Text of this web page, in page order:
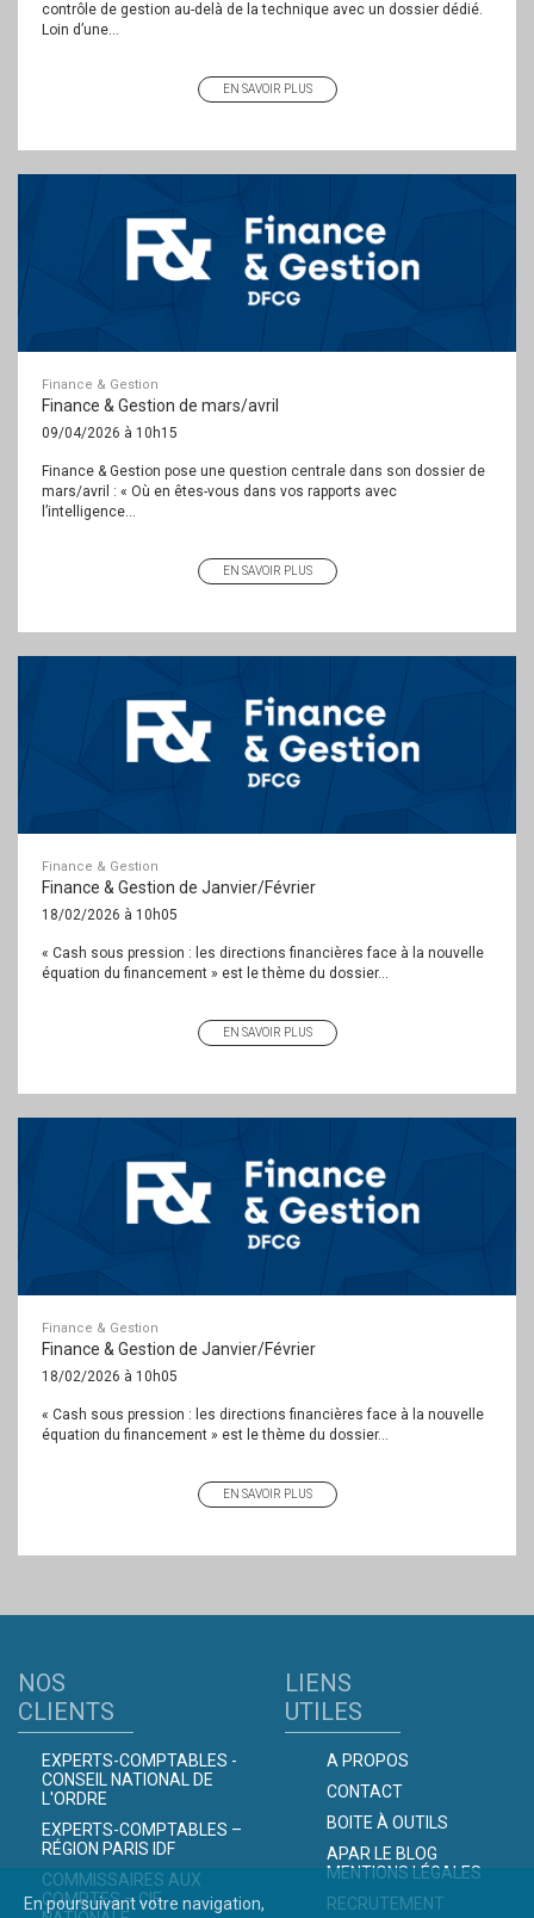
contrôle de gestion au-delà de la technique avec un dossier dédié.
Loin d’une...
EN SAVOIR PLUS
Finance & Gestion
Finance & Gestion de mars/avril
09/04/2026 à 10h15
Finance & Gestion pose une question centrale dans son dossier de
mars/avril : « Où en êtes-vous dans vos rapports avec
l’intelligence...
EN SAVOIR PLUS
Finance & Gestion
Finance & Gestion de Janvier/Février
18/02/2026 à 10h05
« Cash sous pression : les directions financières face à la nouvelle
équation du financement » est le thème du dossier...
EN SAVOIR PLUS
Finance & Gestion
Finance & Gestion de Janvier/Février
18/02/2026 à 10h05
« Cash sous pression : les directions financières face à la nouvelle
équation du financement » est le thème du dossier...
EN SAVOIR PLUS
NOS
CLIENTS
EXPERTS-COMPTABLES -
CONSEIL NATIONAL DE
L'ORDRE
EXPERTS-COMPTABLES –
RÉGION PARIS IDF
COMMISSAIRES AUX
COMPTES – CIE
LIENS
UTILES
A PROPOS
CONTACT
BOITE À OUTILS
APAR LE BLOG
MENTIONS LÉGALES
RECRUTEMENT
En poursuivant votre navigation,